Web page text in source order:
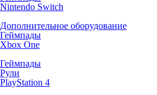
Nintendo Switch
Дополнительное оборудование
Геймпады
Xbox One
Геймпады
Рули
PlayStation 4